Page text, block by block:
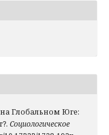
на Глобальном Юге:
Социологическое